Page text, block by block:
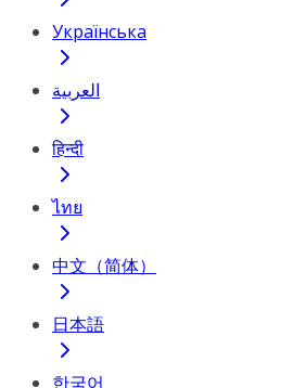
Українська
العربية
हिन्दी
ไทย
中文（简体）
日本語
한국어